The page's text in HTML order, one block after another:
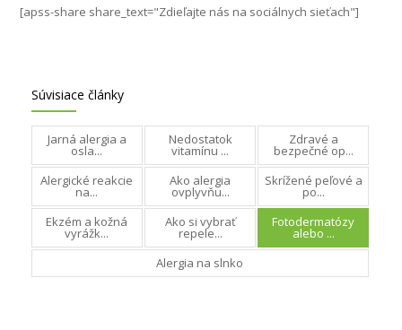
[apss-share share_text="Zdieľajte nás na sociálnych sieťach"]
Súvisiace články
Jarná alergia a
osla...
Nedostatok
vitamínu ...
Zdravé a
bezpečné op...
Alergické reakcie
na...
Ako alergia
ovplyvňu...
Skrížené peľové a
po...
Ekzém a kožná
vyrážk...
Ako si vybrať
repele...
Fotodermatózy
alebo ...
Alergia na slnko